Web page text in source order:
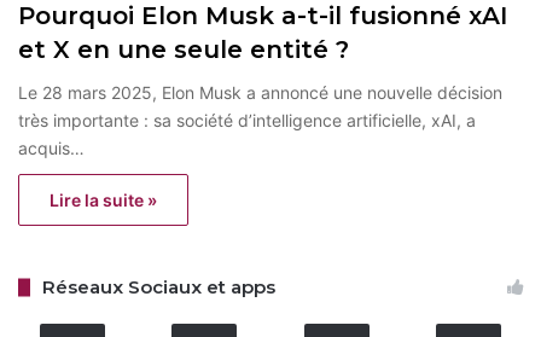
Pourquoi Elon Musk a-t-il fusionné xAI
et X en une seule entité ?
Le 28 mars 2025, Elon Musk a annoncé une nouvelle décision
très importante : sa société d’intelligence artificielle, xAI, a
acquis…
Lire la suite »
Réseaux Sociaux et apps